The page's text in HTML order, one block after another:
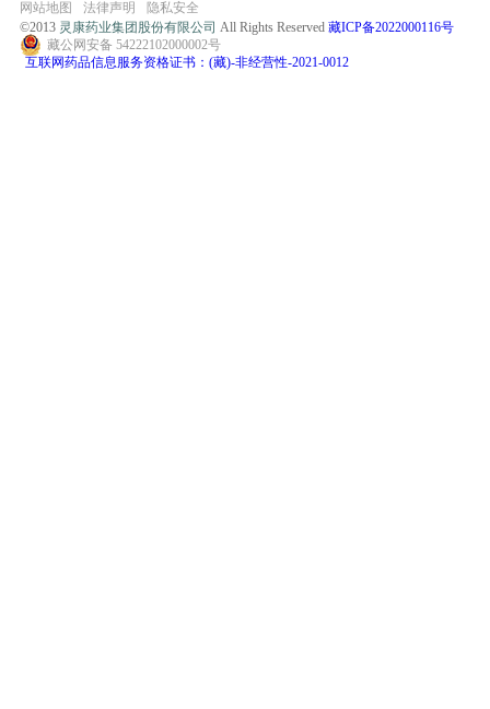
网站地图 法律声明
隐私安全
©2013 灵康药业集团股份有限公司 All Rights Reserved 藏ICP备2022000116号
藏公网安备 54222102000002号
互联网药品信息服务资格证书：(藏)-非经营性-2021-0012